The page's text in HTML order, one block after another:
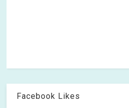
Facebook Likes